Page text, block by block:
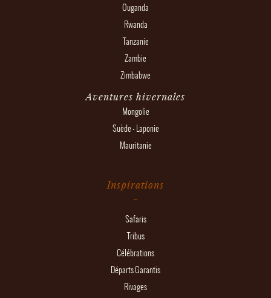
Ouganda
Rwanda
Tanzanie
Zambie
Zimbabwe
Aventures hivernales
Mongolie
Suède - Laponie
Mauritanie
Inspirations
Safaris
Tribus
Célébrations
Départs Garantis
Rivages